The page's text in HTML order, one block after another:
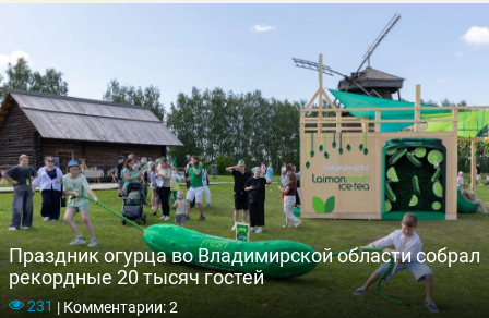
Праздник огурца во Владимирской области собрал
рекордные 20 тысяч гостей
231 |Комментарии: 2